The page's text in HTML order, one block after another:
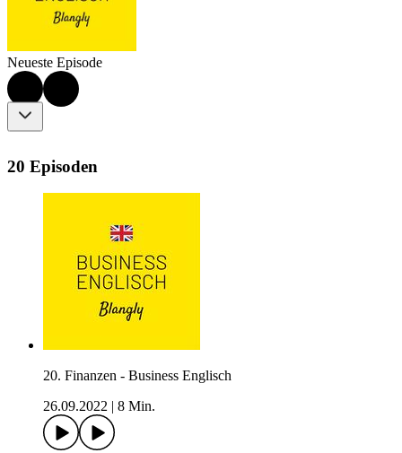
Neueste Episode
20 Episoden
20. Finanzen - Business Englisch
26.09.2022
8 Min.